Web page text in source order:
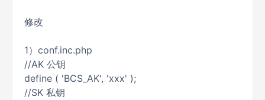
修改
1）conf.inc.php
//AK 公钥
define ( 'BCS_AK', 'xxx' );
//SK 私钥